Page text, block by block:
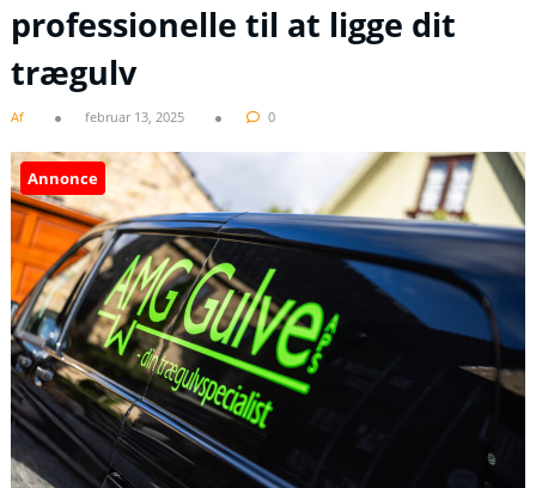
professionelle til at ligge dit
trægulv
Af februar 13, 2025 0
Annonce